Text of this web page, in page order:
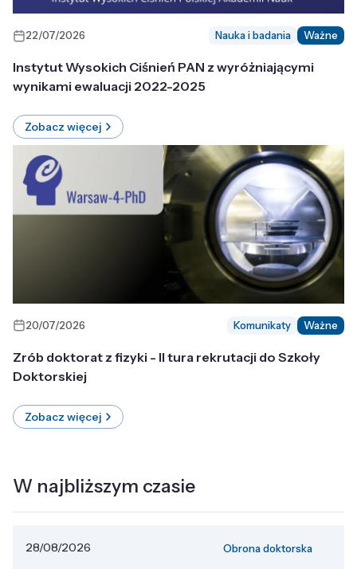
22/07/2026 Nauka i badania Ważne
Instytut Wysokich Ciśnień PAN z wyróżniającymi
wynikami ewaluacji 2022-2025
Zobacz więcej
20/07/2026 Komunikaty Ważne
Zrób doktorat z fizyki - II tura rekrutacji do Szkoły
Doktorskiej
Zobacz więcej
W najbliższym czasie
28/08/2026 Obrona doktorska